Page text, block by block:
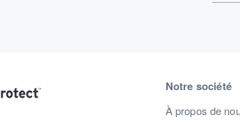
Notre société
À propos de